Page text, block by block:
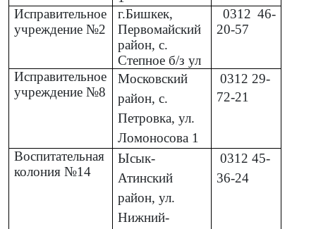
Исправительное
учреждение №2
г.Бишкек,
Первомайский
район, с.
Степное б/з ул
0312 46-
20-57
Исправительное
учреждение №8
Московский
район, с.
Петровка, ул.
Ломоносова 1
0312 29-
72-21
Воспитательная
колония №14
Ысык-
Атинский
район, ул.
Нижний-
031245-
36-24